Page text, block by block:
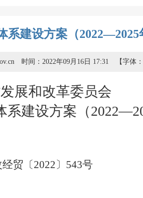
系建设方案（2022—2025
时间：2022年09月16日 17:31 【字体：
展和改革委员会
系建设方案（
经贸 〔2022〕 543号